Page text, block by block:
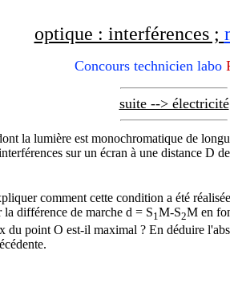
optique : interférences ;
Concours technicien labo
suite --> électricité
la lumière est monochromatique de
sur un écran à une distance D
comment cette condition a été
différence de marche d = S1M-S2M en
point O est-il maximal ? En déduire